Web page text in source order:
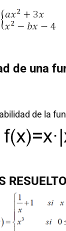
de una
de la